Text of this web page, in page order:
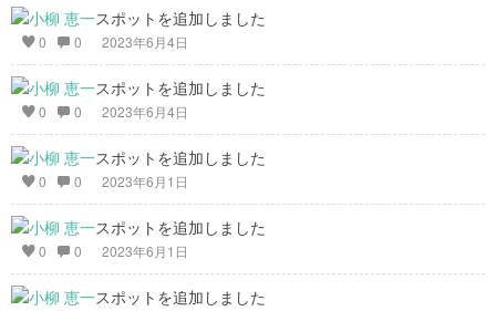
スポットを追加しました
0 0 2023年6月4日
スポットを追加しました
0 0 2023年6月4日
スポットを追加しました
0 0 2023年6月1日
スポットを追加しました
0 0 2023年6月1日
スポットを追加しました